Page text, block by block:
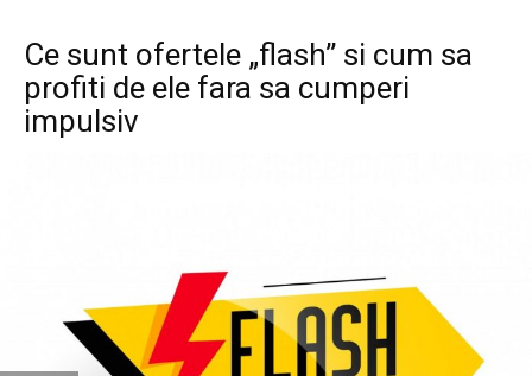
Ce sunt ofertele „flash” si cum sa
profiti de ele fara sa cumperi
impulsiv